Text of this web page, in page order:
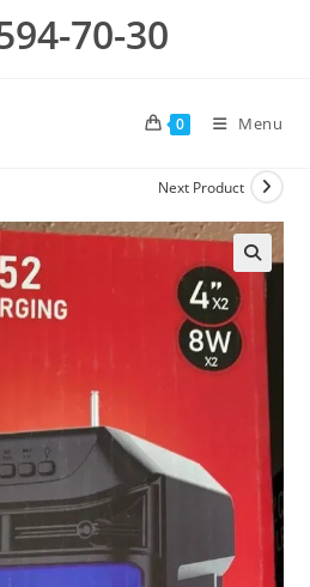
70-30
0 Menu
Next Product